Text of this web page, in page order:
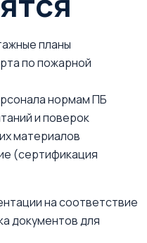
планы
по пожарной
нормам ПБ
и поверок
материалов
(сертификация
на соответствие
документов для